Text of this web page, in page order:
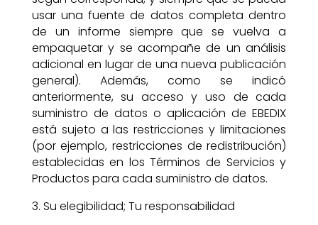
usar una fuente de datos completa dentro
de un informe siempre que se vuelva a
empaquetar y se acompañe de un análisis
adicional en lugar de una nueva publicación
general). Además, como se indicó
anteriormente, su acceso y uso de cada
suministro de datos o aplicación de EBEDIX
está sujeto a las restricciones y limitaciones
(por ejemplo, restricciones de redistribución)
establecidas en los Términos de Servicios y
Productos para cada suministro de datos.
3. Su elegibilidad; Tu responsabilidad